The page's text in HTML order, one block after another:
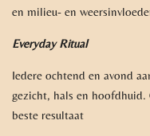
en milieu- en
Everyday Ritual
Iedere ochtend en avond
gezicht, hals en hoofdhuid.
beste resultaat